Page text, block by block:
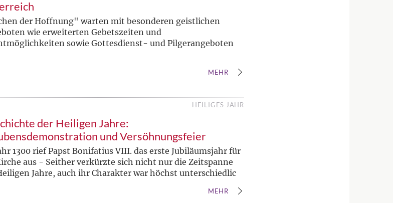
der Hoffnung" warten mit besonderen geistlichen
wie erweiterten Gebetszeiten und
sowie Gottesdienst- und Pilgerangeboten
MEHR
HEILIGES JAHR
der Heiligen Jahre:
und Versöhnungsfeier
1300 rief Papst Bonifatius VIII. das erste Jubiläumsjahr für
aus - Seither verkürzte sich nicht nur die Zeitspanne
Jahre, auch ihr Charakter war höchst unterschiedlic
MEHR